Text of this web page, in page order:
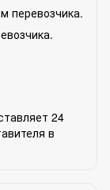
перевозчика.
24
в